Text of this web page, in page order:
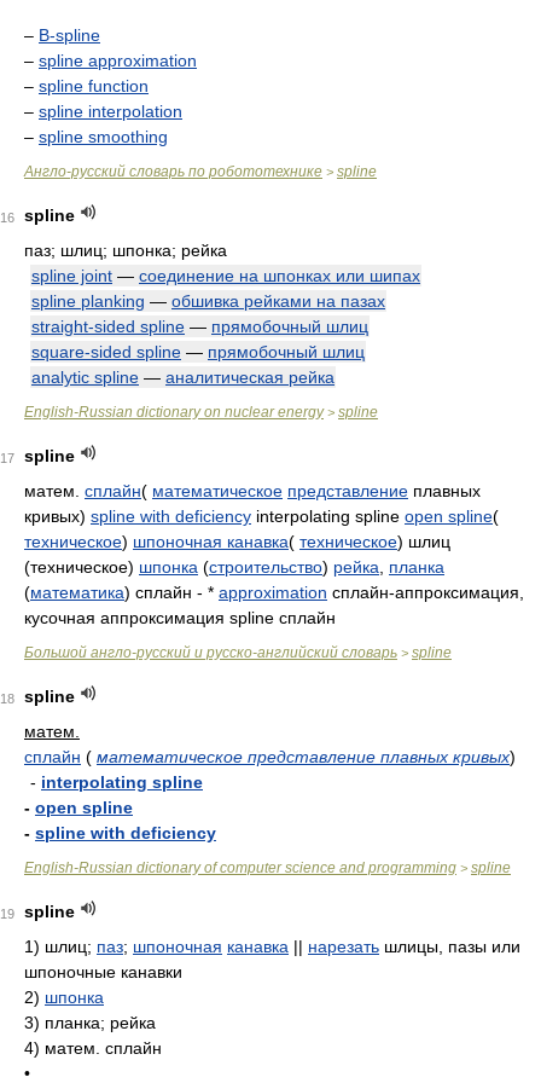
– B-spline
– spline approximation
– spline function
– spline interpolation
– spline smoothing
Англо-русский словарь по робототехнике > spline
16
spline
паз; шлиц; шпонка; рейка
spline joint — соединение на шпонках или шипах
spline planking — обшивка рейками на пазах
straight-sided spline — прямобочный шлиц
square-sided spline — прямобочный шлиц
analytic spline — аналитическая рейка
English-Russian dictionary on nuclear energy> spline
17
spline
матем. сплайн( математическое представление плавных
кривых) spline with deficiency interpolating spline open spline(
техническое) шпоночная канавка( техническое) шлиц
(техническое) шпонка (строительство) рейка
планка
(математика) сплайн - * approximation сплайн-аппроксимация,
кусочная аппроксимация spline сплайн
Большой англо-русский и русско-английский словарь > spline
18
spline
матем.
сплайн ( математическое представление плавных кривых)
- interpolating spline
- open spline
- spline with deficiency
English-Russian dictionary of computer science and programming > spline
19
spline
1) шлиц; паз; шпоночная канавка || нарезать шлицы, пазы или
шпоночные канавки
2) шпонка
3) планка; рейка
4) матем. сплайн
•